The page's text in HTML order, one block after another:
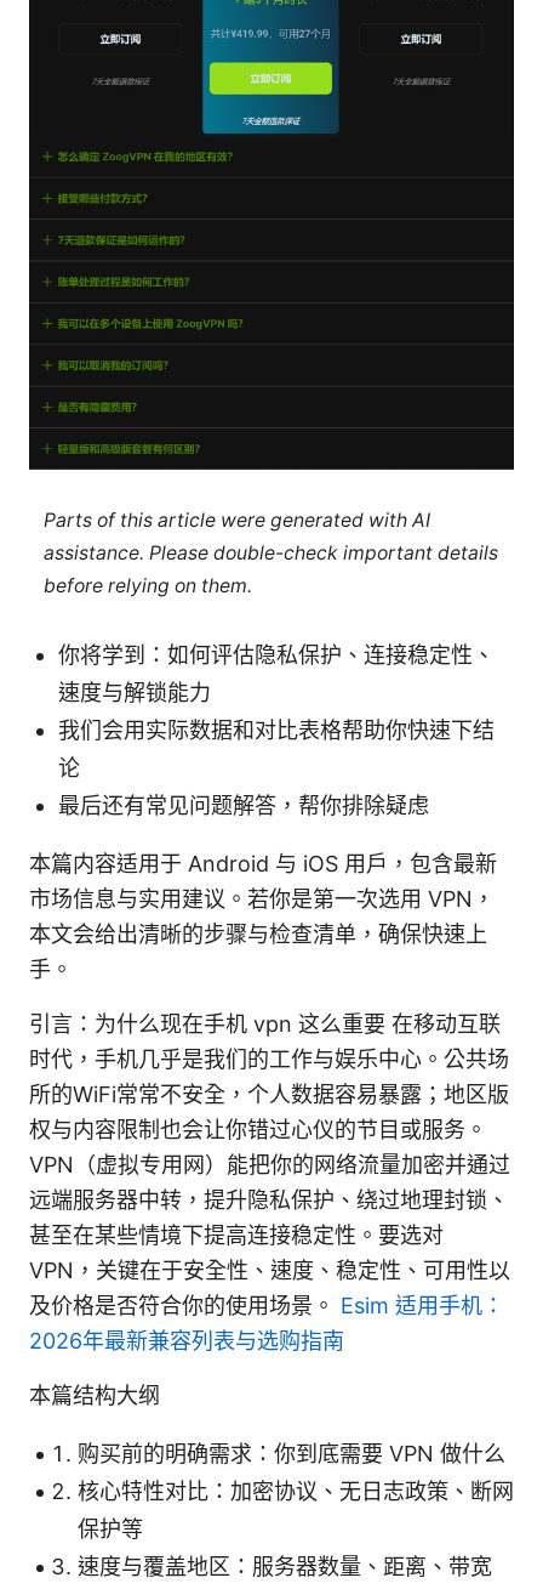
Parts of this article were generated with AI
assistance. Please double-check important details
before relying on them.
你将学到：如何评估隐私保护、连接稳定性、
速度与解锁能力
我们会用实际数据和对比表格帮助你快速下结
论
最后还有常见问题解答，帮你排除疑虑
本篇内容适用于 Android 与 iOS 用户，包含最新
市场信息与实用建议。若你是第一次选用 VPN，
本文会给出清晰的步骤与检查清单，确保快速上
手。
引言：为什么现在手机 vpn 这么重要 在移动互联
时代，手机几乎是我们的工作与娱乐中心。公共场
所的WiFi常常不安全，个人数据容易暴露；地区版
权与内容限制也会让你错过心仪的节目或服务。
VPN（虚拟专用网）能把你的网络流量加密并通过
远端服务器中转，提升隐私保护、绕过地理封锁、
甚至在某些情境下提高连接稳定性。要选对
VPN，关键在于安全性、速度、稳定性、可用性以
及价格是否符合你的使用场景。 Esim 适用手机：
2026年最新兼容列表与选购指南
本篇结构大纲
购买前的明确需求：你到底需要 VPN 做什么
核心特性对比：加密协议、无日志政策、断网
保护等
速度与覆盖地区：服务器数量、距离、带宽